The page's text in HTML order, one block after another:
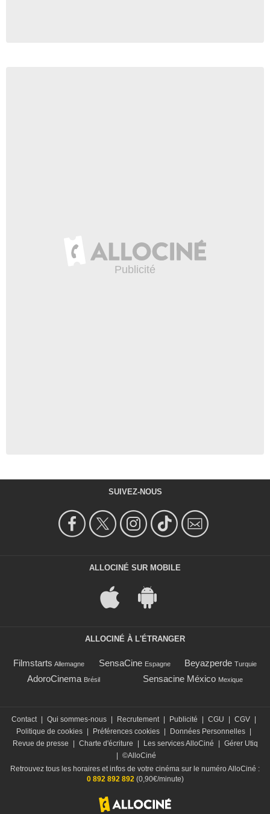
SUIVEZ-NOUS
ALLOCINÉ SUR MOBILE
ALLOCINÉ À L'ÉTRANGER
Filmstarts Allemagne SensaCine Espagne Beyazperde Turquie
AdoroCinema Brésil Sensacine México Mexique
Contact Qui sommes-nous Recrutement Publicité CGU CGV
Politique de cookies
Préférences cookies Données Personnelles
Revue de presse
Charte d'écriture Les services AlloCiné
Gérer Utiq
©AlloCiné
Retrouvez tous les horaires et infos de votre cinéma sur le numéro AlloCiné :
0 892 892 892(0,90€/minute)